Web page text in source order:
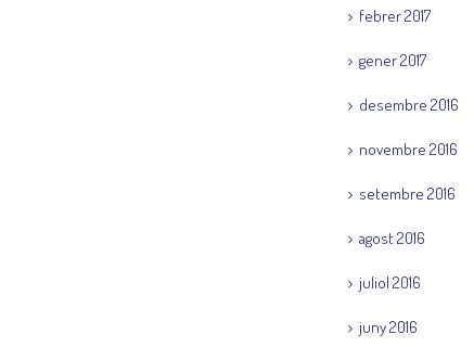
febrer 2017
gener 2017
desembre 2016
novembre 2016
setembre 2016
agost 2016
juliol 2016
juny 2016